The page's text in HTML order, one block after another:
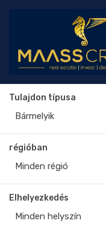
Tulajdon típusa
Bármelyik
régióban
Minden régió
Elhelyezkedés
Minden helyszín